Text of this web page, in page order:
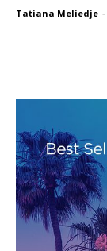
Tatiana Meliedje -